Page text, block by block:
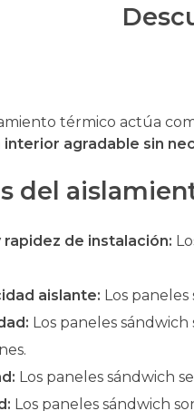
térmico actúa
agradable sin
del
rapidez de instalación:
aislante: Los
Los paneles
Los paneles sándwich
Los paneles sándwich